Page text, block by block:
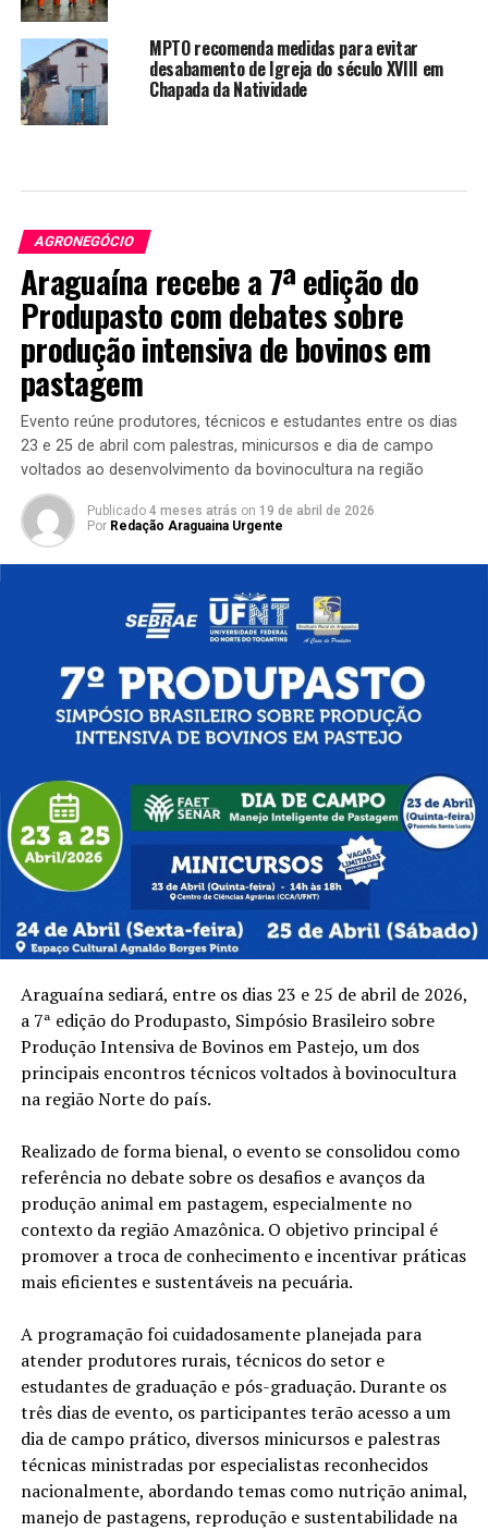
MPTO recomenda medidas para evitar
desabamento de Igreja do século XVIII em
Chapada da Natividade
AGRONEGÓCIO
Araguaína recebe a 7ª edição do
Produpasto com debates sobre
produção intensiva de bovinos em
pastagem
Evento reúne produtores, técnicos e estudantes entre os dias
23 e 25 de abril com palestras, minicursos e dia de campo
voltados ao desenvolvimento da bovinocultura na região
Publicado 4 meses atrás on 19 de abril de 2026
Por Redação Araguaina Urgente
Araguaína sediará, entre os dias 23 e 25 de abril de 2026,
a 7ª edição do Produpasto, Simpósio Brasileiro sobre
Produção Intensiva de Bovinos em Pastejo, um dos
principais encontros técnicos voltados à bovinocultura
na região Norte do país.
Realizado de forma bienal, o evento se consolidou como
referência no debate sobre os desafios e avanços da
produção animal em pastagem, especialmente no
contexto da região Amazônica. O objetivo principal é
promover a troca de conhecimento e incentivar práticas
mais eficientes e sustentáveis na pecuária.
A programação foi cuidadosamente planejada para
atender produtores rurais, técnicos do setor e
estudantes de graduação e pós-graduação. Durante os
três dias de evento, os participantes terão acesso a um
dia de campo prático, diversos minicursos e palestras
técnicas ministradas por especialistas reconhecidos
nacionalmente, abordando temas como nutrição animal,
manejo de pastagens, reprodução e sustentabilidade na